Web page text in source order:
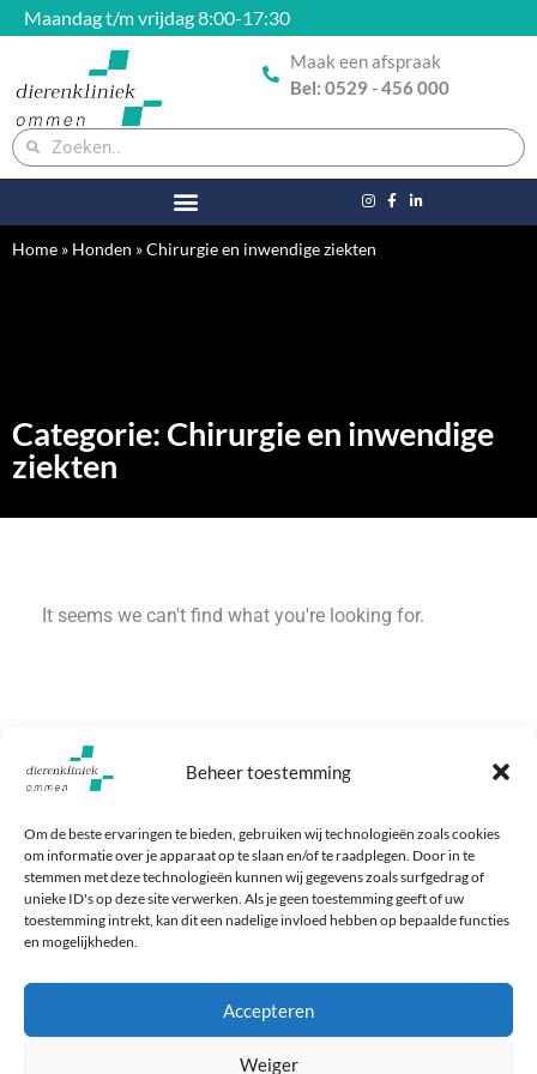
Beheer toestemming
Om de beste ervaringen te bieden, gebruiken wij technologieën zoals cookies
om informatie over je apparaat op te slaan en/of te raadplegen. Door in te
stemmen met deze technologieën kunnen wij gegevens zoals surfgedrag of
unieke ID's op deze site verwerken. Als je geen toestemming geeft of uw
toestemming intrekt, kan dit een nadelige invloed hebben op bepaalde functies
en mogelijkheden.
Accepteren
Weiger
Maandag t/m vrijdag 8:00-17:30
Maak een afspraak
Bel: 0529 - 456 000
Home » Honden »Chirurgie en inwendige ziekten
Categorie: Chirurgie en inwendige
ziekten
It seems we can't find what you're looking for.
Baron Bentinckstraat 2